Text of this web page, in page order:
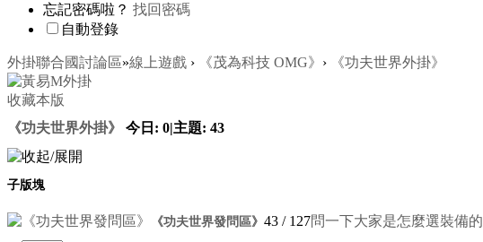
忘記密碼啦？ 找回密碼
自動登錄
外掛聯合國討論區»線上遊戲 › 《茂為科技 OMG》 › 《功夫世界外掛》
收藏本版
《功夫世界外掛》
今日: 0|主題: 43
子版塊
《功夫世界發問區》 43 / 127問一下大家是怎麼選裝備